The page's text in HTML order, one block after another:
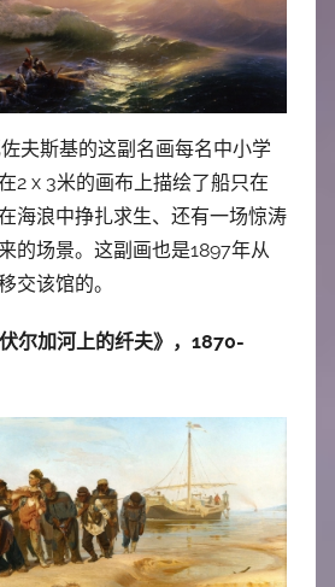
夫斯基的这副名画每名中小学
2 x 3米的画布上描绘了船只在
海浪中挣扎求生、还有一场惊涛
的场景。这副画也是1897年从
交该馆的。
尔加河上的纤夫》，1870-